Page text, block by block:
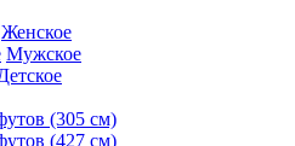
Женское
Мужское
(305 см)
(427 см)